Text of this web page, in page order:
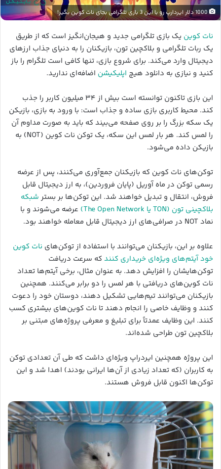
1000 دلار ایردارپ رو با این 3 بازی تلگرامی بجای نات کوین بگیر!
نات کوین یک بازی تلگرامی جدید و هیجان‌انگیز است که از طریق
یک ربات تلگرامی و بلاکچین تون، بازیکنان را به دنیای جذاب ارزهای
دیجیتال وارد می‌کند. برای شروع بازی، تنها کافی است تلگرام را باز
کنید و نیازی به دانلود هیچ اپلیکیشن اضافه‌ای ندارید.
این بازی تاکنون توانسته است بیش از ۳۴ میلیون کاربر را جذب
کند. محیط کاربری بازی ساده و جذاب است: با ورود به بازی، بازیکن
یک سکه بزرگ را بر روی صفحه می‌بیند که باید به صورت مداوم آن
را لمس کند. هر بار لمس این سکه، یک توکن نات کوین (NOT) به
بازیکن داده می‌شود.
توکن‌های نات کوین که بازیکنان جمع‌آوری می‌کنند، پس از عرضه
رسمی توکن در ماه آوریل (پایان فروردین)، به ارز دیجیتال قابل
فروش، انتقال و تبدیل خواهند شد. این توکن‌ها بر بستر شبکه
بلاکچینی تون (TON یا The Open Network)
عرضه می‌شوند و با
نماد NOT در صرافی‌های ارز دیجیتال قابل معامله خواهند بود.
علاوه بر این، بازیکنان می‌توانند با استفاده از توکن‌های نات کوین
خود آیتم‌های ویژه‌ای خریداری کنند که سرعت دریافت
توکن‌هایشان را افزایش دهد. به عنوان مثال، برخی آیتم‌ها تعداد
نات کوین‌های دریافتی با هر لمس را دو برابر می‌کنند. همچنین
بازیکنان می‌توانند تیم‌هایی تشکیل دهند، دوستان خود را دعوت
کنند و وظایف خاصی را انجام دهند تا نات کوین‌های بیشتری کسب
کنند. این وظایف عمدتاً برای تبلیغ و معرفی پروژه‌های مبتنی بر
بلاکچین تون طراحی شده‌اند.
این پروژه همچنین ایردراپ ویژه‌ای داشت که طی آن تعدادی توکن
به کاربران (که تعداد زیادی از آن‌ها ایرانی بودند) اهدا شد و این
توکن‌ها اکنون قابل فروش هستند.